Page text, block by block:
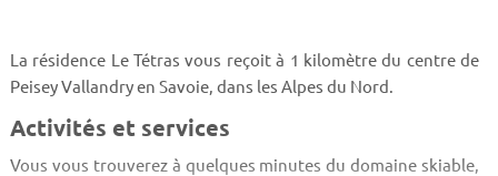
La résidence Le Tétras vous reçoit à 1 kilomètre du centre de
Peisey Vallandry en Savoie, dans les Alpes du Nord.
Activités et services
Vous vous trouverez à quelques minutes du domaine skiable,